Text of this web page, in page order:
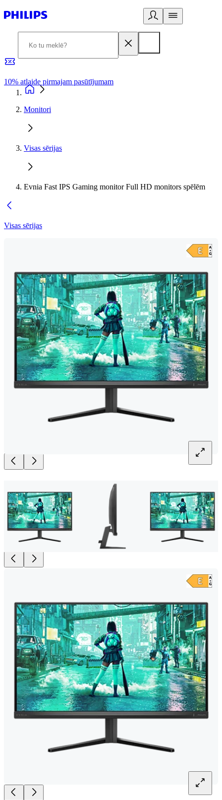
10% atlaide pirmajam pasūtījumam
Monitori
Visas sērijas
Evnia Fast IPS Gaming monitor Full HD monitors spēlēm
Visas sērijas